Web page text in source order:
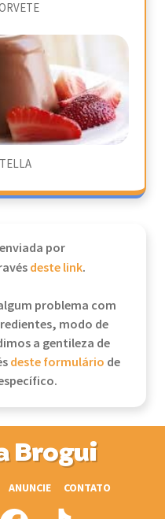
por
deste link.
problema com
modo de
a gentileza de
deste formulário de
Brogui
ANUNCIE CONTATO